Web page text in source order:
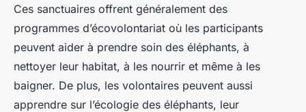
Ces sanctuaires offrent généralement des
programmes d’écovolontariat où les participants
peuvent aider à prendre soin des éléphants, à
nettoyer leur habitat, à les nourrir et même à les
baigner. De plus, les volontaires peuvent aussi
apprendre sur l’écologie des éléphants, leur